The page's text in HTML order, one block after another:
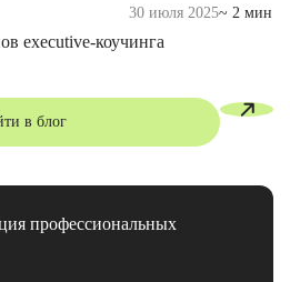
30 июля 2025~ 2 мин
executive-коучинга
в блог
профессиональных